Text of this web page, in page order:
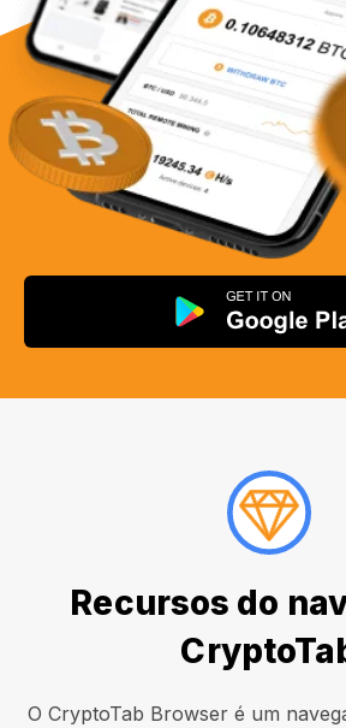
Recursos do
O CryptoTab Browser é um